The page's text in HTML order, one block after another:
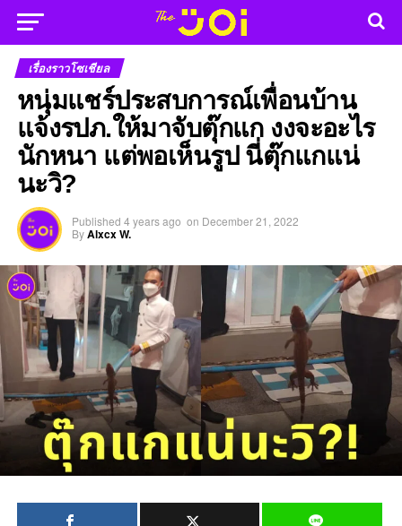
เรื่องราวโซเชียล
หนุ่มแชร์ประสบการณ์เพื่อนบ้าน
แจ้งรปภ.ให้มาจับตุ๊กแก งงจะอะไร
นักหนา แต่พอเห็นรูป นี่ตุ๊กแกแน่
นะวิ?
Published 4 years ago on December 21, 2022
ByAlxcx W.